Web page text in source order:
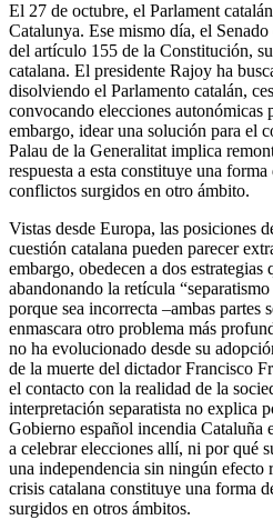
El 27 de octubre, el Parlament
Catalunya. Ese mismo día, el
del artículo 155 de la Constitución,
catalana. El presidente Rajoy ha
disolviendo el Parlamento catalán,
convocando elecciones autonómicas
embargo, idear una solución para el
Palau de la Generalitat implica
respuesta a esta constituye una
conflictos surgidos en otro ámbito.
Vistas desde Europa, las posiciones
cuestión catalana pueden parecer
embargo, obedecen a dos
abandonando la retícula
porque sea incorrecta –ambas partes
enmascara otro problema más
no ha evolucionado desde su
de la muerte del dictador Francisco
el contacto con la realidad de la
interpretación separatista no explica
Gobierno español incendia Cataluña
a celebrar elecciones allí, ni por qué
una independencia sin ningún efecto
crisis catalana constituye una forma
surgidos en otros ámbitos.